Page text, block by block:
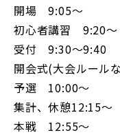
開場 9:05〜
初心者講習 9:20〜
受付 9:30〜9:40
開会式(大会ルール
予選 10:00〜
集計、休憩12:15〜
本戦 12:55〜